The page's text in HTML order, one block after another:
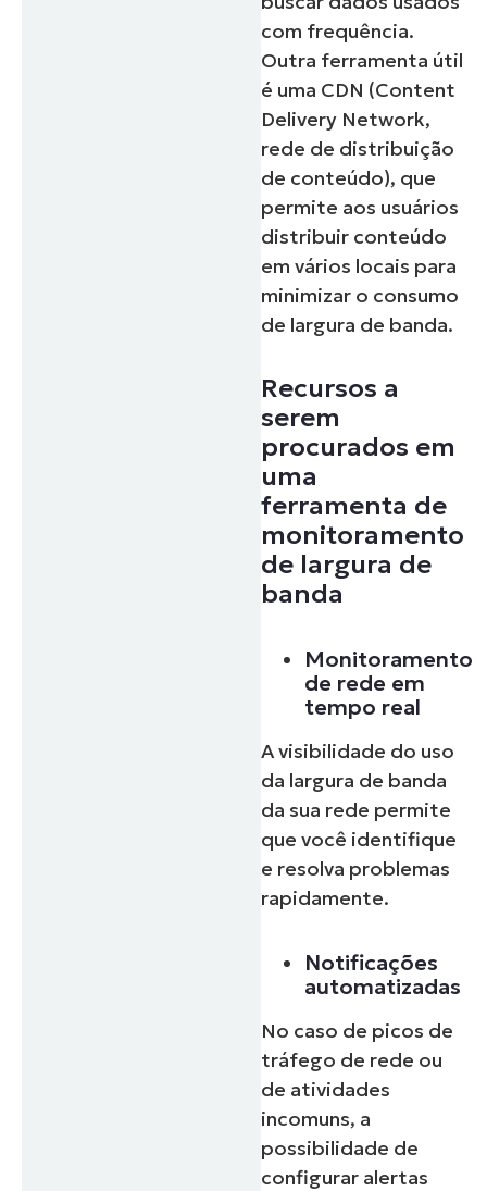
com frequência.
Outra ferramenta útil
é uma CDN (Content
Delivery Network,
rede de distribuição
de conteúdo), que
permite aos usuários
distribuir conteúdo
em vários locais para
minimizar o consumo
de largura de banda.
Recursos a
serem
procurados em
uma
ferramenta de
monitoramento
de largura de
banda
Monitoramento
de rede em
tempo real
A visibilidade do uso
da largura de banda
da sua rede permite
que você identifique
e resolva problemas
rapidamente.
Notificações
automatizadas
No caso de picos de
tráfego de rede ou
de atividades
incomuns, a
possibilidade de
configurar alertas